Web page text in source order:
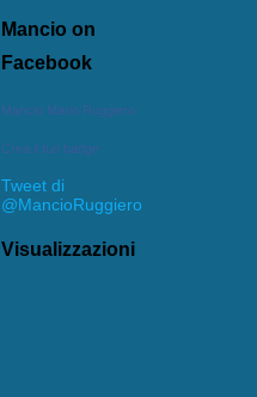
Mancio on
Facebook
Mancio Mario Ruggiero
Crea il tuo badge
Tweet di
@MancioRuggiero
Visualizzazioni